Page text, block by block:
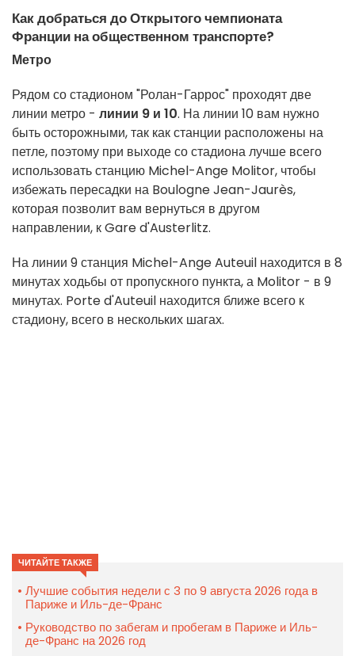
Как добраться до Открытого чемпионата
Франции на общественном транспорте?
Метро
Рядом со стадионом "Ролан-Гаррос" проходят две
линии метро - линии 9 и 10. На линии 10 вам нужно
быть осторожными, так как станции расположены на
петле, поэтому при выходе со стадиона лучше всего
использовать станцию Michel-Ange Molitor, чтобы
избежать пересадки на Boulogne Jean-Jaurès,
которая позволит вам вернуться в другом
направлении, к Gare d'Austerlitz.
На линии 9 станция Michel-Ange Auteuil находится в 8
минутах ходьбы от пропускного пункта, а Molitor - в 9
минутах. Porte d'Auteuil находится ближе всего к
стадиону, всего в нескольких шагах.
ЧИТАЙТЕ ТАКЖЕ
Лучшие события недели с 3 по 9 августа 2026 года в
Париже и Иль-де-Франс
Руководство по забегам и пробегам в Париже и Иль-
де-Франс на 2026 год